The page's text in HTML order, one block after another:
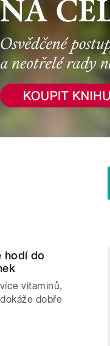
hodí do
vitaminů,
dobře